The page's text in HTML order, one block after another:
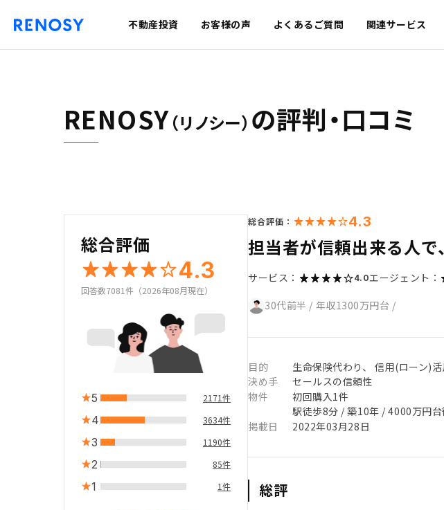
不動産投資 お客様の声 よくあるご質問 関連サービス
RENOSY（リノシー） の評判・口コミ
総合評価
4.3
回答数7081件（2026年08月現在）
5 2171件
4 3634件
3 1190件
2 85件
1 1件
総合評価： 4.3
担当者が信頼出来る人
サービス： 4.0エージェント：
30代前半 / 年収1300万円台 /
目的
生命保険代わり、 信用(ローン)活
決め手
セールスの信頼性
物件
初回購入1件
駅徒歩8分 / 築10年 / 4000万円台
掲載日
2022年03月28日
総評